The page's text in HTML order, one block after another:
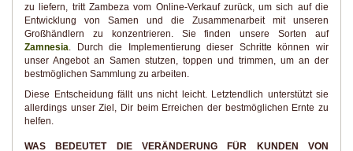
zu liefern, tritt Zambeza vom Online-Verkauf zurück, um sich auf die
Entwicklung von Samen und die Zusammenarbeit mit unseren
Großhändlern zu konzentrieren. Sie finden unsere Sorten auf
Zamnesia. Durch die Implementierung dieser Schritte können wir
unser Angebot an Samen stutzen, toppen und trimmen, um an der
bestmöglichen Sammlung zu arbeiten.
Diese Entscheidung fällt uns nicht leicht. Letztendlich unterstützt sie
allerdings unser Ziel, Dir beim Erreichen der bestmöglichen Ernte zu
helfen.
WAS BEDEUTET DIE VERÄNDERUNG FÜR KUNDEN VON